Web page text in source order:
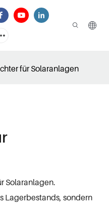
GESTELLTE FRAGEN
für Solaranlagen
Solaranlagen.
Lagerbestands, sondern